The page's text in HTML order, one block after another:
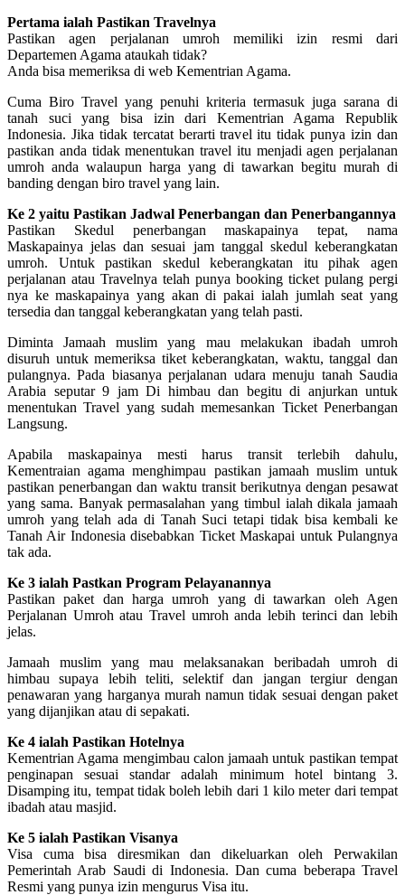
Pertama ialah Pastikan Travelnya
Pastikan agen perjalanan umroh memiliki izin resmi dari
Departemen Agama ataukah tidak?
Anda bisa memeriksa di web Kementrian Agama.
Cuma Biro Travel yang penuhi kriteria termasuk juga sarana di
tanah suci yang bisa izin dari Kementrian Agama Republik
Indonesia. Jika tidak tercatat berarti travel itu tidak punya izin dan
pastikan anda tidak menentukan travel itu menjadi agen perjalanan
umroh anda walaupun harga yang di tawarkan begitu murah di
banding dengan biro travel yang lain.
Ke 2 yaitu Pastikan Jadwal Penerbangan dan Penerbangannya
Pastikan Skedul penerbangan maskapainya tepat, nama
Maskapainya jelas dan sesuai jam tanggal skedul keberangkatan
umroh. Untuk pastikan skedul keberangkatan itu pihak agen
perjalanan atau Travelnya telah punya booking ticket pulang pergi
nya ke maskapainya yang akan di pakai ialah jumlah seat yang
tersedia dan tanggal keberangkatan yang telah pasti.
Diminta Jamaah muslim yang mau melakukan ibadah umroh
disuruh untuk memeriksa tiket keberangkatan, waktu, tanggal dan
pulangnya. Pada biasanya perjalanan udara menuju tanah Saudia
Arabia seputar 9 jam Di himbau dan begitu di anjurkan untuk
menentukan Travel yang sudah memesankan Ticket Penerbangan
Langsung.
Apabila maskapainya mesti harus transit terlebih dahulu,
Kementraian agama menghimpau pastikan jamaah muslim untuk
pastikan penerbangan dan waktu transit berikutnya dengan pesawat
yang sama. Banyak permasalahan yang timbul ialah dikala jamaah
umroh yang telah ada di Tanah Suci tetapi tidak bisa kembali ke
Tanah Air Indonesia disebabkan Ticket Maskapai untuk Pulangnya
tak ada.
Ke 3 ialah Pastkan Program Pelayanannya
Pastikan paket dan harga umroh yang di tawarkan oleh Agen
Perjalanan Umroh atau Travel umroh anda lebih terinci dan lebih
jelas.
Jamaah muslim yang mau melaksanakan beribadah umroh di
himbau supaya lebih teliti, selektif dan jangan tergiur dengan
penawaran yang harganya murah namun tidak sesuai dengan paket
yang dijanjikan atau di sepakati.
Ke 4 ialah Pastikan Hotelnya
Kementrian Agama mengimbau calon jamaah untuk pastikan tempat
penginapan sesuai standar adalah minimum hotel bintang 3.
Disamping itu, tempat tidak boleh lebih dari 1 kilo meter dari tempat
ibadah atau masjid.
Ke 5 ialah Pastikan Visanya
Visa cuma bisa diresmikan dan dikeluarkan oleh Perwakilan
Pemerintah Arab Saudi di Indonesia. Dan cuma beberapa Travel
Resmi yang punya izin mengurus Visa itu.